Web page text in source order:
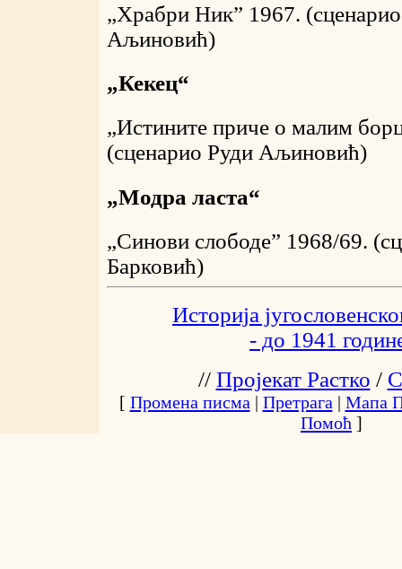
„Храбри Ник” 1967.
Аљиновић)
„Кекец“
„Истините приче о малим
(сценарио Руди Аљиновић)
„Модра ласта“
„Синови слободе” 1968/69.
Барковић)
Историја
- до 1941
// Пројекат Растко /
[ Промена писма | Претрага | Мапа
Помоћ ]